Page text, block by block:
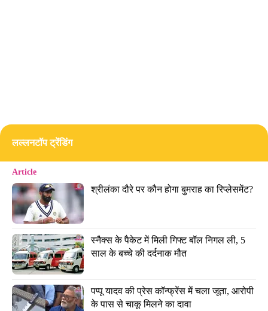
लल्लनटॉप ट्रेंडिंग
Article
श्रीलंका दौरे पर कौन होगा बुमराह का रिप्लेसमेंट?
स्नैक्स के पैकेट में मिली गिफ्ट बॉल निगल ली, 5
साल के बच्चे की दर्दनाक मौत
पप्पू यादव की प्रेस कॉन्फ्रेंस में चला जूता, आरोपी
के पास से चाकू मिलने का दावा